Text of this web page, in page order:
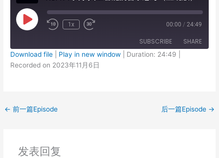
Play
Episode
1x 00:00 / 24:49
SUBSCRIBE SHARE
SHARE
EMBED
Download file Play in new window Duration: 24:49
Recorded on 2023年11月6日
← 前一篇Episode 后一篇Episode →
发表回复